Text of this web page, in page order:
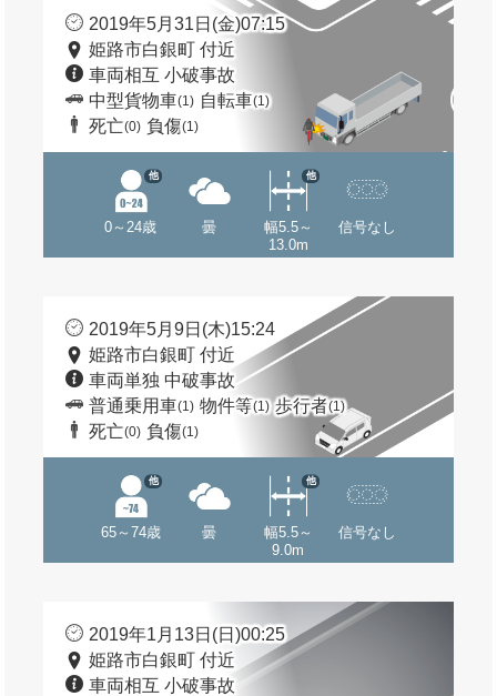
2019年5月31日(金)07:15
姫路市白銀町 付近
車両相互 小破事故
中型貨物車(1) 自転車(1)
死亡(0) 負傷(1)
0～24歳
他
曇
幅5.5～
13.0m
他
信号なし
2019年5月9日(木)15:24
姫路市白銀町 付近
車両単独 中破事故
普通乗用車(1) 物件等(1) 歩行者(1)
死亡(0) 負傷(1)
65～74歳
他
曇
幅5.5～
9.0m
他
信号なし
2019年1月13日(日)00:25
姫路市白銀町 付近
車両相互 小破事故